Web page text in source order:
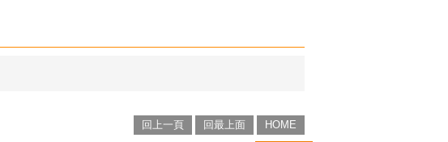
回上一頁 回最上面 HOME